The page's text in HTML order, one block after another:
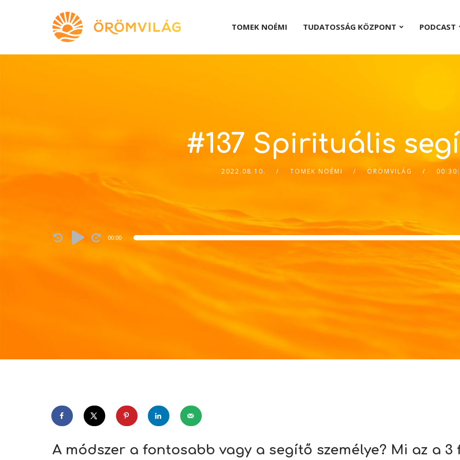
TOMEK NOÉMI TUDATOSSÁG KÖZPONT PODCAST
#137 Spirituális
2022.08.10. TOMEK NOÉMI ÖRÖMVILÁG
Audio
Player
00:00
A módszer a fontosabb vagy a segítő személye? Mi az a